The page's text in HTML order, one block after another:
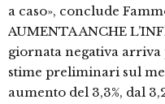
a caso», conclude
AUMENTA ANCHE
giornata negativa arriva
stime preliminari sul
aumento del 3,3%, dal